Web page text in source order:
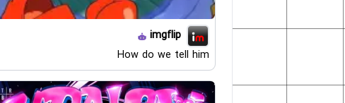
imgflip
How do we tell him